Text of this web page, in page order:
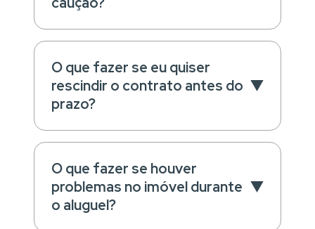
O que fazer se eu quiser
rescindir o contrato antes do
prazo?
O que fazer se houver
problemas no imóvel durante
o aluguel?